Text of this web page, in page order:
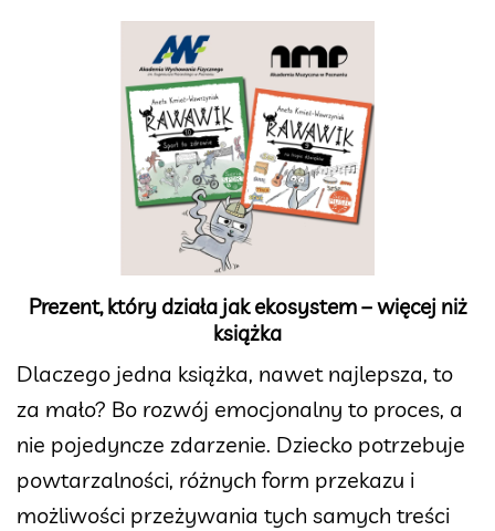
Prezent, który działa jak ekosystem – więcej niż
książka
Dlaczego jedna książka, nawet najlepsza, to
za mało? Bo rozwój emocjonalny to proces, a
nie pojedyncze zdarzenie. Dziecko potrzebuje
powtarzalności, różnych form przekazu i
możliwości przeżywania tych samych treści